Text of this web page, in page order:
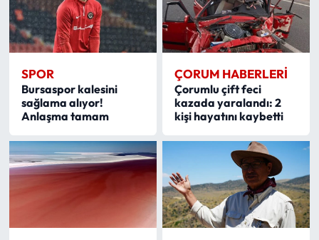
SPOR
Bursaspor kalesini
sağlama alıyor!
Anlaşma tamam
ÇORUM HABERLERI
Çorumlu çift feci
kazada yaralandı: 2
kişi hayatını kaybetti